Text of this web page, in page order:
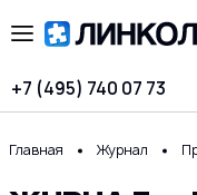
+7 (495) 740 07 73
Главная Журнал